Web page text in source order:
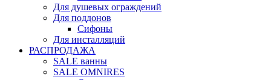
Для душевых ограждений
Для поддонов
Сифоны
Для инсталляций
РАСПРОДАЖА
SALE ванны
SALE OMNIRES